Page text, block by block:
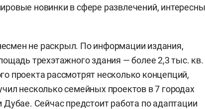
новинки в сфере развлечений,
не раскрыл. По информации издания,
трехэтажного здания — более 2,3 тыс. кв.
проекта рассмотрят несколько концепций,
несколько семейных проектов в 7 городах
Сейчас предстоит работа по адаптации